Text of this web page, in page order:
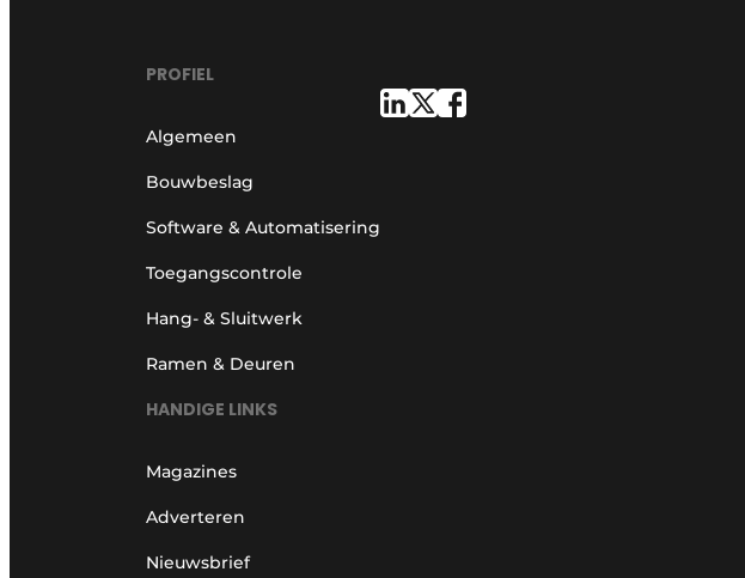
PROFIEL
Algemeen
Bouwbeslag
Software & Automatisering
Toegangscontrole
Hang- & Sluitwerk
Ramen & Deuren
HANDIGE LINKS
Magazines
Adverteren
Nieuwsbrief